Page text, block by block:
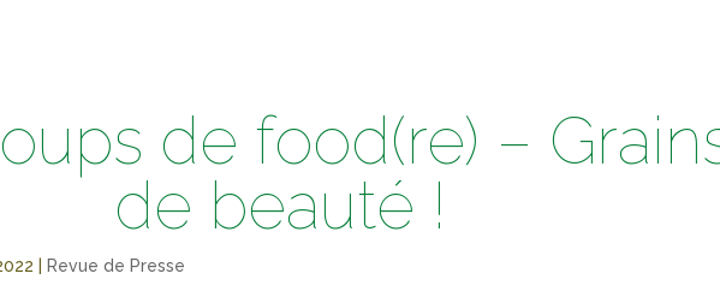
de food(re) –
de beauté !
Revue de Presse